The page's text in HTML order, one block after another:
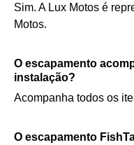
Sim. A Lux Motos é
Motos.
O escapamento
instalação?
Acompanha todos os
O escapamento